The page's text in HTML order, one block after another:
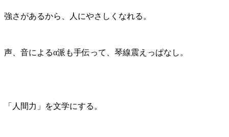
強さがあるから、人にやさしくなれる。
声、音によるα派も手伝って、琴線震えっぱなし。
「人間力」を文学にする。